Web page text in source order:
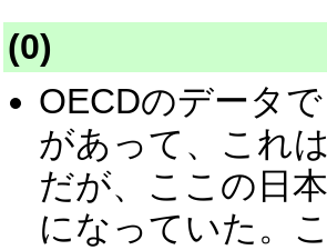
(0)
OECDのデータ
があって、これ
だが、ここの日
になっていた。